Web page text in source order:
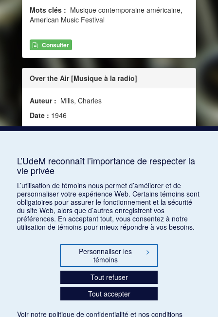
Mots clés : Musique contemporaine américaine,
American Music Festival
Consulter
Over the Air [Musique à la radio]
Auteur : Mills, Charles
Date : 1946
Source :Modern Music, vol. 23, no 2 (1946)
L’UdeM reconnaît l’importance de respecter la
vie privée
L’utilisation de témoins nous permet d’améliorer et de
personnaliser votre expérience Web. Certains témoins sont
obligatoires pour assurer le fonctionnement et la sécurité
du site Web, alors que d’autres enregistrent vos
préférences. En acceptant tout, vous consentez à notre
utilisation de témoins pour mieux répondre à vos besoins.
Personnaliser les
témoins
>
Tout refuser
Tout accepter
Voir notre politique de confidentialité et nos conditions